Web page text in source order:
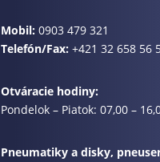
Mobil: 0903 479 321
Telefón/Fax:+421 32 658 56
Otváracie hodiny:
Pondelok – Piatok: 07,00 –
Pneumatiky a disky,